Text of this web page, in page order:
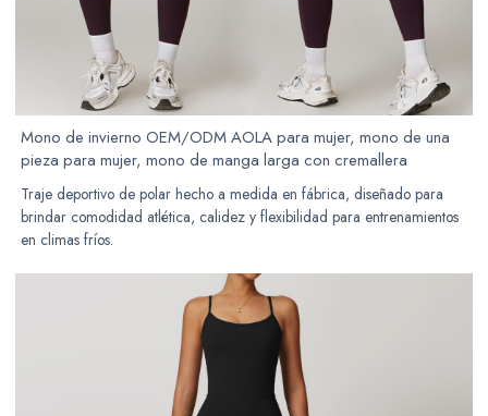
Mono de invierno OEM/ODM AOLA para mujer, mono de una
pieza para mujer, mono de manga larga con cremallera
Traje deportivo de polar hecho a medida en fábrica, diseñado para
brindar comodidad atlética, calidez y flexibilidad para entrenamientos
en climas fríos.